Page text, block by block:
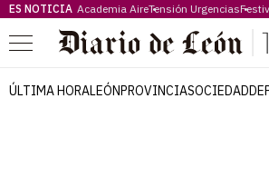
ES NOTICIA Academia AireTensión Urgencias
Menú
ÚLTIMA HORALEÓNPROVINCIASOCIEDAD